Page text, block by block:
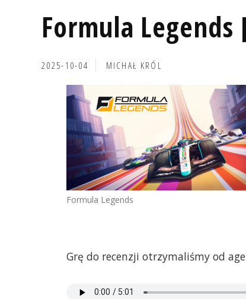
Formula
2025-10-04 MICHAŁ KRÓL
Formula Legends
Grę do recenzji otrzymaliśmy od